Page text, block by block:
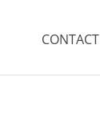
CONTACT